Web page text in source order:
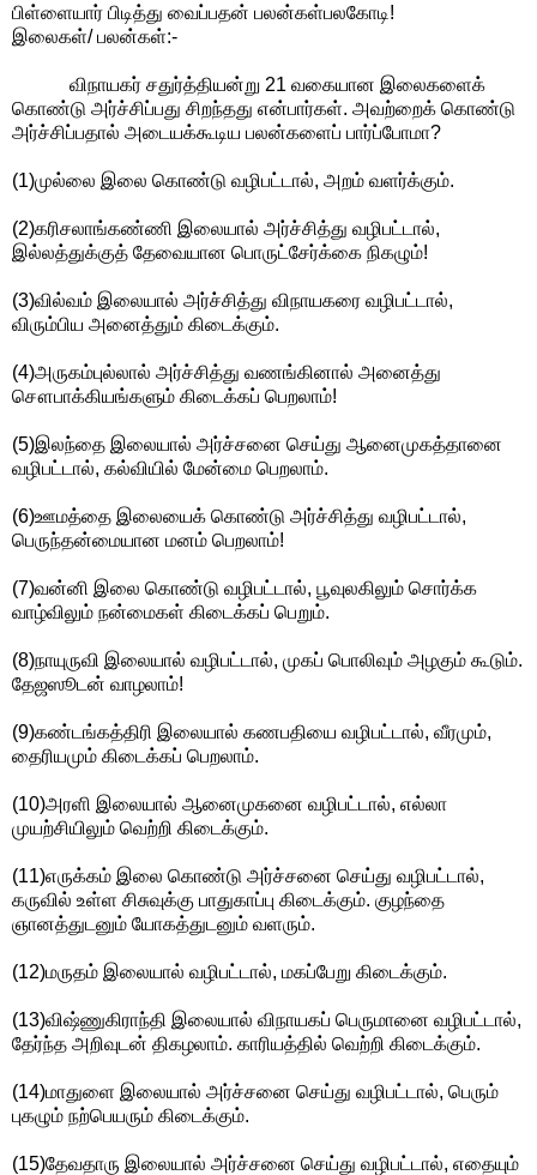
பிள்ளையார் பிடித்து வைப்பதன் பலன்கள்பலகோடி!
இலைகள்/ பலன்கள்:-
விநாயகர் சதுர்த்தியன்று 21 வகையான இலைகளைக்
கொண்டு அர்ச்சிப்பது சிறந்தது என்பார்கள். அவற்றைக் கொண்டு
அர்ச்சிப்பதால் அடையக்கூடிய பலன்களைப் பார்ப்போமா?
(1)முல்லை இலை கொண்டு வழிபட்டால், அறம் வளர்க்கும்.
(2)கரிசலாங்கண்ணி இலையால் அர்ச்சித்து வழிபட்டால்,
இல்லத்துக்குத் தேவையான பொருட்சேர்க்கை நிகழும்!
(3)வில்வம் இலையால் அர்ச்சித்து விநாயகரை வழிபட்டால்,
விரும்பிய அனைத்தும் கிடைக்கும்.
(4)அருகம்புல்லால் அர்ச்சித்து வணங்கினால் அனைத்து
சௌபாக்கியங்களும் கிடைக்கப் பெறலாம்!
(5)இலந்தை இலையால் அர்ச்சனை செய்து ஆனைமுகத்தானை
வழிபட்டால், கல்வியில் மேன்மை பெறலாம்.
(6)ஊமத்தை இலையைக் கொண்டு அர்ச்சித்து வழிபட்டால்,
பெருந்தன்மையான மனம் பெறலாம்!
(7)வன்னி இலை கொண்டு வழிபட்டால், பூவுலகிலும் சொர்க்க
வாழ்விலும் நன்மைகள் கிடைக்கப் பெறும்.
(8)நாயுருவி இலையால் வழிபட்டால், முகப் பொலிவும் அழகும் கூடும்.
தேஜஸூடன் வாழலாம்!
(9)கண்டங்கத்திரி இலையால் கணபதியை வழிபட்டால், வீரமும்,
தைரியமும் கிடைக்கப் பெறலாம்.
(10)அரளி இலையால் ஆனைமுகனை வழிபட்டால், எல்லா
முயற்சியிலும் வெற்றி கிடைக்கும்.
(11)எருக்கம் இலை கொண்டு அர்ச்சனை செய்து வழிபட்டால்,
கருவில் உள்ள சிசுவுக்கு பாதுகாப்பு கிடைக்கும். குழந்தை
ஞானத்துடனும் யோகத்துடனும் வளரும்.
(12)மருதம் இலையால் வழிபட்டால், மகப்பேறு கிடைக்கும்.
(13)விஷ்ணுகிராந்தி இலையால் விநாயகப் பெருமானை வழிபட்டால்,
தேர்ந்த அறிவுடன் திகழலாம். காரியத்தில் வெற்றி கிடைக்கும்.
(14)மாதுளை இலையால் அர்ச்சனை செய்து வழிபட்டால், பெரும்
புகழும் நற்பெயரும் கிடைக்கும்.
(15)தேவதாரு இலையால் அர்ச்சனை செய்து வழிபட்டால், எதையும்